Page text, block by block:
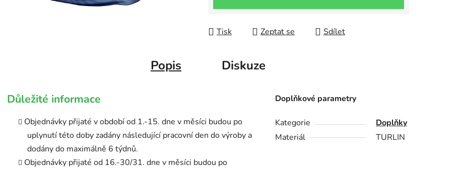
Tisk Zeptat se Sdílet
Popis Diskuze
Důležité informace
Objednávky přijaté v období od 1.-15. dne v měsíci budou po
uplynutí této doby zadány následující pracovní den do výroby a
dodány do maximálně 6 týdnů.
Objednávky přijaté od 16.-30/31. dne v měsíci budou po
Doplňkové parametry
Kategorie
Doplňky
Materiál
TURLIN